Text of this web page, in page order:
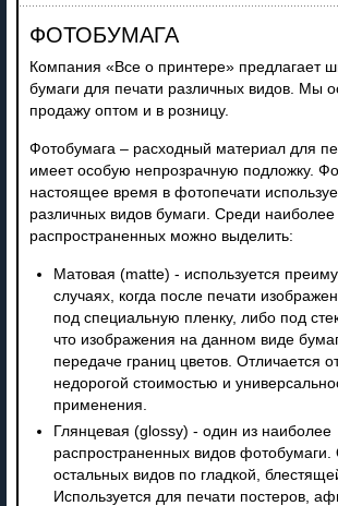
ФОТОБУМАГА
Компания «Все о принтере» предлагает
бумаги для печати различных видов. Мы
продажу оптом и в розницу.
Фотобумага – расходный материал для
имеет особую непрозрачную подложку.
настоящее время в фотопечати
различных видов бумаги. Среди наиболее
распространенных можно выделить:
Матовая (matte) - используется
случаях, когда после печати
под специальную пленку, либо под
что изображения на данном виде
передаче границ цветов. Отличается
недорогой стоимостью и
применения.
Глянцевая (glossy) - один из наиболее
распространенных видов фотобумаги.
остальных видов по гладкой,
Используется для печати постеров,